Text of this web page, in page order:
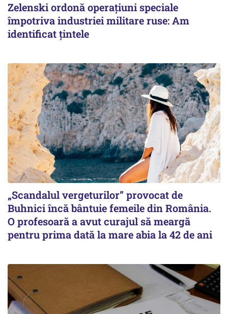
Zelenski ordonă operațiuni speciale
împotriva industriei militare ruse: Am
identificat țintele
„Scandalul vergeturilor” provocat de
Buhnici încă bântuie femeile din România.
O profesoară a avut curajul să meargă
pentru prima dată la mare abia la 42 de ani